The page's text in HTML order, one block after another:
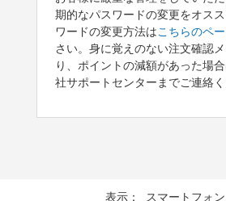
期的なパスワードの変更をオス
ワードの変更方法はこちらのペ
さい。身に覚えのない注文確認
り、ポイントの減額があった場
社サポートセンターまでご連絡く
表示： スマートフォン